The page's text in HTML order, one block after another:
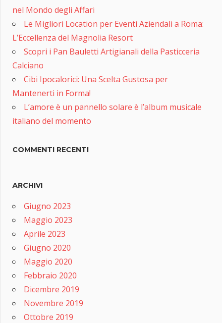
nel Mondo degli Affari
Le Migliori Location per Eventi Aziendali a Roma:
L’Eccellenza del Magnolia Resort
Scopri i Pan Bauletti Artigianali della Pasticceria
Calciano
Cibi Ipocalorici: Una Scelta Gustosa per
Mantenerti in Forma!
L’amore è un pannello solare è l’album musicale
italiano del momento
COMMENTI RECENTI
ARCHIVI
Giugno 2023
Maggio 2023
Aprile 2023
Giugno 2020
Maggio 2020
Febbraio 2020
Dicembre 2019
Novembre 2019
Ottobre 2019